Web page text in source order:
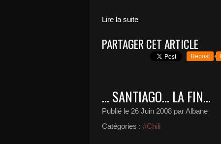
Lire la suite
PARTAGER CET ARTICLE
Repost
... SANTIAGO... LA FIN...
Publié le 26 Juin 2008 par Albane
Catégories : #Chili